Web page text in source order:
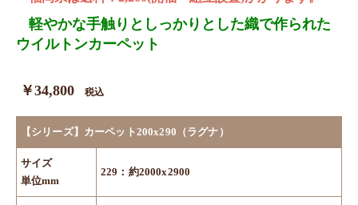
軽やかな手触りとしっかりとした織で作られた
ウイルトンカーペット
￥34,800 税込
【シリーズ】カーペット200x290（ラグナ）
サイズ
単位mm
229：約2000x2900